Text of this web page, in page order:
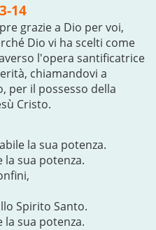
14
grazie a Dio per voi,
Dio vi ha scelti come
l'opera santificatrice
chiamandovi a
per il possesso della
Cristo.
la sua potenza.
la sua potenza.
Spirito Santo.
la sua potenza.